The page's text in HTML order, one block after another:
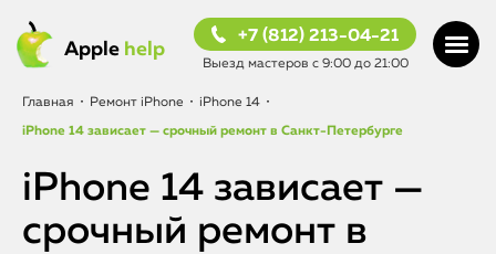
Apple help
+7 (812) 213-04-21
Выезд мастеров с 9:00 до 21:00
Главная • Ремонт iPhone • iPhone 14 •
iPhone 14 зависает — срочный ремонт в Санкт-Петербурге
iPhone 14 зависает —
срочный ремонт в